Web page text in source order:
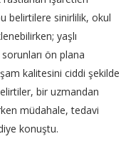
belirtilere sinirlilik, okul
yaşlı
ön plana
kalitesini ciddi şekilde
bir uzmandan
müdahale, tedavi
konuştu.